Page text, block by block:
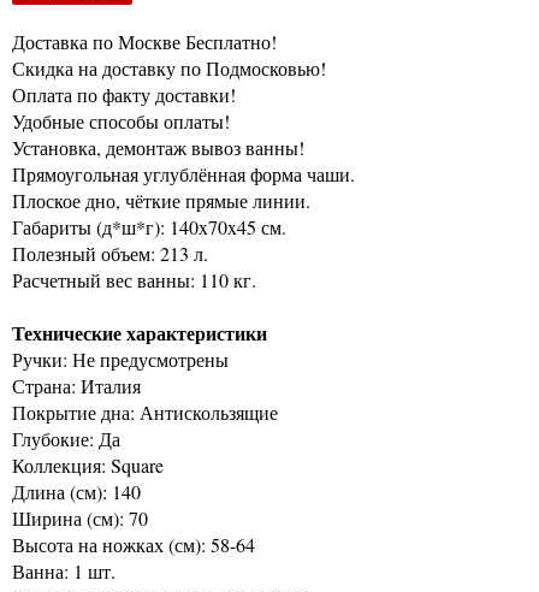
Доставка по Москве Бесплатно!
Скидка на доставку по Подмосковью!
Оплата по факту доставки!
Удобные способы оплаты!
Установка, демонтаж вывоз ванны!
Прямоугольная углублённая форма чаши.
Плоское дно, чёткие прямые линии.
Габариты (д*ш*г): 140x70x45 см.
Полезный объем: 213 л.
Расчетный вес ванны: 110 кг.
Технические характеристики
Ручки: Не предусмотрены
Страна: Италия
Покрытие дна: Антискользящие
Глубокие: Да
Коллекция: Square
Длина (см): 140
Ширина (см): 70
Высота на ножках (см): 58-64
Ванна: 1 шт.